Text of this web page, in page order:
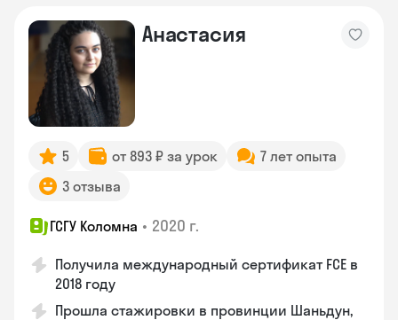
Анастасия
5 от 893 ₽ за урок
7 лет опыта
3 отзыва
ГСГУ Коломна • 2020 г.
Получила международный сертификат FCE в
2018 году
Прошла стажировки в провинции Шаньдун,